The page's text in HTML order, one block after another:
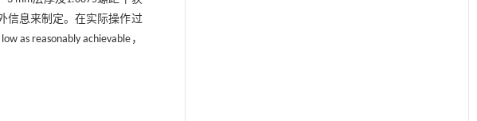
信息来制定。在实际操作过
reasonably achievable，